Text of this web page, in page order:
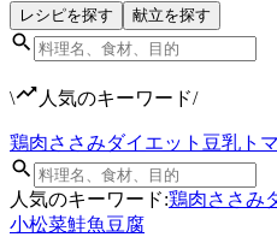
レシピを探す 献立を探す
\ 人気のキーワード/
鶏肉ささみダイエット 豆乳 ト
人気のキーワード:鶏肉ささみ
小松菜鮭魚豆腐